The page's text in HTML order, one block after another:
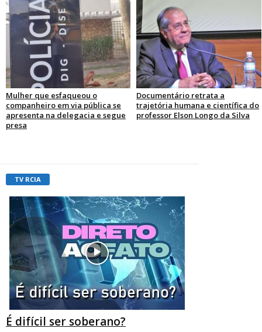
Mulher que esfaqueou o
companheiro em via pública se
apresenta na delegacia e segue
presa
Documentário retrata a
trajetória humana e científica do
professor Elson Longo da Silva
TV RCIA
É difícil ser soberano?